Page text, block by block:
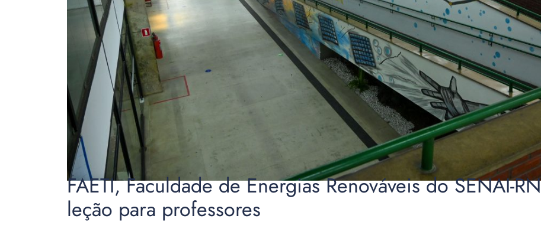
FAETI, Faculdade de Energias Renováveis do SENAI-
leção para professores